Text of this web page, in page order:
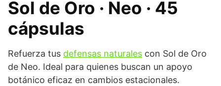
Sol de Oro · Neo · 45
cápsulas
Refuerza tus defensas naturales con Sol de Oro
de Neo. Ideal para quienes buscan un apoyo
botánico eficaz en cambios estacionales.